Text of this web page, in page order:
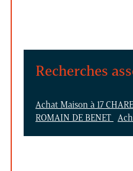
Recherches
Achat Maison à 17
ROMAIN DE BENET